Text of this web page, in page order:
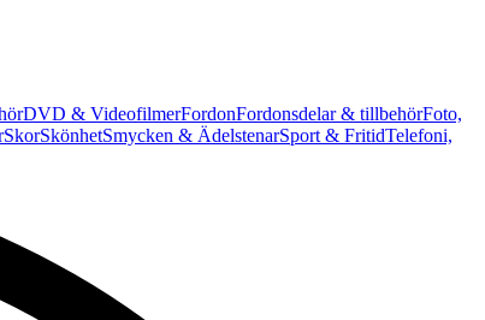
DVD & VideofilmerFordonFordonsdelar & tillbehörFoto,
SkorSkönhetSmycken & ÄdelstenarSport & FritidTelefoni,